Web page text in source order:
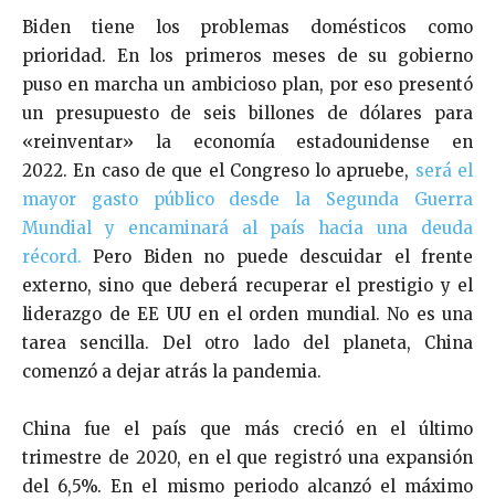
Biden tiene los problemas domésticos como
prioridad. En los primeros meses de su gobierno
puso en marcha un ambicioso plan, por eso presentó
un presupuesto de seis billones de dólares para
«reinventar» la economía estadounidense en
2022. En caso de que el Congreso lo apruebe, será el
mayor gasto público desde la Segunda Guerra
Mundial y encaminará al país hacia una deuda
récord. Pero Biden no puede descuidar el frente
externo, sino que deberá recuperar el prestigio y el
liderazgo de EE UU en el orden mundial. No es una
tarea sencilla. Del otro lado del planeta, China
comenzó a dejar atrás la pandemia.
China fue el país que más creció en el último
trimestre de 2020, en el que registró una expansión
del 6,5%. En el mismo periodo alcanzó el máximo